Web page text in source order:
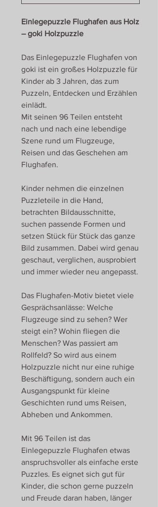
Einlegepuzzle Flughafen aus Holz
– goki Holzpuzzle
Das Einlegepuzzle Flughafen von
goki ist ein großes Holzpuzzle für
Kinder ab 3 Jahren, das zum
Puzzeln, Entdecken und Erzählen
einlädt.
Mit seinen 96 Teilen entsteht
nach und nach eine lebendige
Szene rund um Flugzeuge,
Reisen und das Geschehen am
Flughafen.
Kinder nehmen die einzelnen
Puzzleteile in die Hand,
betrachten Bildausschnitte,
suchen passende Formen und
setzen Stück für Stück das ganze
Bild zusammen. Dabei wird genau
geschaut, verglichen, ausprobiert
und immer wieder neu angepasst.
Das Flughafen-Motiv bietet viele
Gesprächsanlässe: Welche
Flugzeuge sind zu sehen? Wer
steigt ein? Wohin fliegen die
Menschen? Was passiert am
Rollfeld? So wird aus einem
Holzpuzzle nicht nur eine ruhige
Beschäftigung, sondern auch ein
Ausgangspunkt für kleine
Geschichten rund ums Reisen,
Abheben und Ankommen.
Mit 96 Teilen ist das
Einlegepuzzle Flughafen etwas
anspruchsvoller als einfache erste
Puzzles. Es eignet sich gut für
Kinder, die schon gerne puzzeln
und Freude daran haben, länger